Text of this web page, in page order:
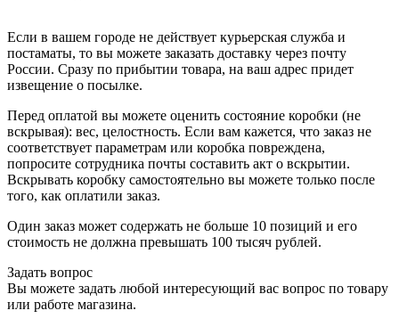
Если в вашем городе не действует курьерская служба и
постаматы, то вы можете заказать доставку через почту
России. Сразу по прибытии товара, на ваш адрес придет
извещение о посылке.
Перед оплатой вы можете оценить состояние коробки (не
вскрывая): вес, целостность. Если вам кажется, что заказ не
соответствует параметрам или коробка повреждена,
попросите сотрудника почты составить акт о вскрытии.
Вскрывать коробку самостоятельно вы можете только после
того, как оплатили заказ.
Один заказ может содержать не больше 10 позиций и его
стоимость не должна превышать 100 тысяч рублей.
Задать вопрос
Вы можете задать любой интересующий вас вопрос по товару
или работе магазина.